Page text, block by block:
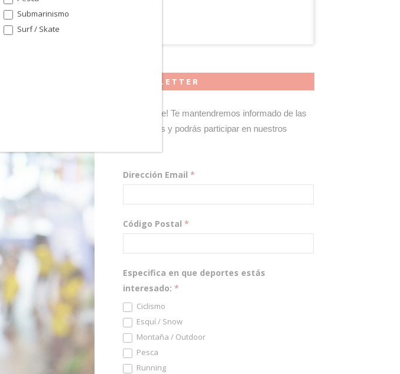
NEWSLETTER
¡Regístrate! Te mantendremos informado de las
novedades y podrás participar en nuestros
Dirección Email *
Código Postal *
Especifica en que deportes estás
interesado: *
Ciclismo
Esquí / Snow
Montaña / Outdoor
Pesca
Running
Submarinismo
Surf / Skate